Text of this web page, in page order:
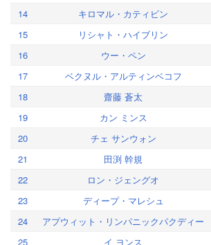
14
キロマル・カティビン
15
リシャト・ハイブリン
16
ウー・ペン
17
ベクヌル・アルティンベコフ
18
齋藤 蒼太
19
カン ミンス
20
チェ サンウォン
21
田渕 幹規
22
ロン・ジェングオ
23
ディープ・マレシュ
24
アプウィット・リンパニックパクディー
25
イ ヨンス